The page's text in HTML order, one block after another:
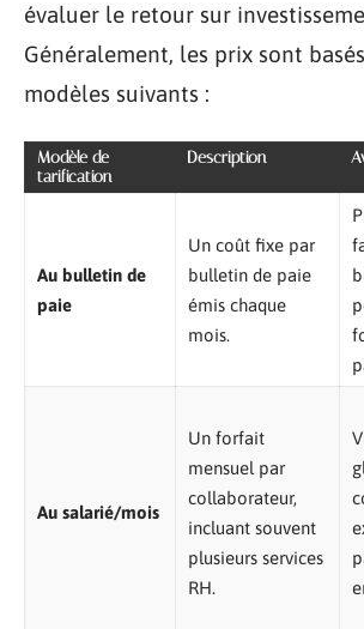
évaluer le retour sur
Généralement, les prix sont
modèles suivants :
Modèle de
tarification
Description
Au bulletin de
paie
Un coût fixe par
bulletin de paie
émis chaque
mois.
Au salarié/mois
Un forfait
mensuel par
collaborateur,
incluant souvent
plusieurs services
RH.